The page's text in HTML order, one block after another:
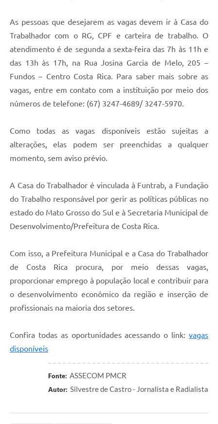
As pessoas que desejarem as vagas devem ir à Casa do
Trabalhador com o RG, CPF e carteira de trabalho. O
atendimento é de segunda a sexta-feira das 7h às 11h e
das 13h às 17h, na Rua Josina Garcia de Melo, 205 –
Fundos – Centro Costa Rica. Para saber mais sobre as
vagas, entre em contato com a instituição por meio dos
números de telefone: (67) 3247-4689/ 3247-5970.
Como todas as vagas disponíveis estão sujeitas a
alterações, elas podem ser preenchidas a qualquer
momento, sem aviso prévio.
A Casa do Trabalhador é vinculada à Funtrab, a Fundação
do Trabalho responsável por gerir as políticas públicas no
estado do Mato Grosso do Sul e à Secretaria Municipal de
Desenvolvimento/Prefeitura de Costa Rica.
Com isso, a Prefeitura Municipal e a Casa do Trabalhador
de Costa Rica procura, por meio dessas vagas,
proporcionar emprego à população local e contribuir para
o desenvolvimento econômico da região e inserção de
profissionais na maioria dos setores.
Confira todas as oportunidades acessando o link: vagas
disponíveis
Fonte: ASSECOM PMCR
Autor: Silvestre de Castro - Jornalista e Radialista